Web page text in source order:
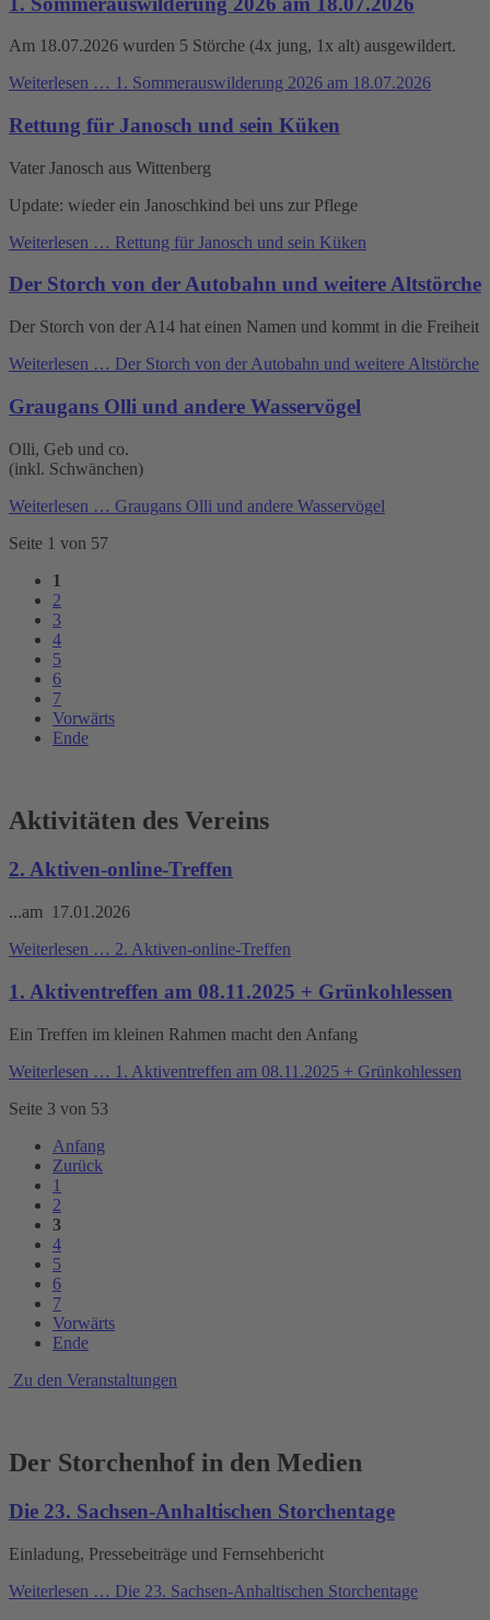
Am 18.07.2026 wurden 5 Störche (4x jung, 1x alt) ausgewildert.
Weiterlesen … 1. Sommerauswilderung 2026 am 18.07.2026
Rettung für Janosch und sein Küken
Vater Janosch aus Wittenberg
Update: wieder ein Janoschkind bei uns zur Pflege
Weiterlesen … Rettung für Janosch und sein Küken
Der Storch von der Autobahn und weitere Altstörche
Der Storch von der A14 hat einen Namen und kommt in die Freiheit
Weiterlesen … Der Storch von der Autobahn und weitere Altstörche
Graugans Olli und andere Wasservögel
Olli, Geb und co.
(inkl. Schwänchen)
Weiterlesen … Graugans Olli und andere Wasservögel
Seite 1 von 57
1
2
3
4
5
6
7
Vorwärts
Ende
Aktivitäten des Vereins
2. Aktiven-online-Treffen
...am 17.01.2026
Weiterlesen … 2. Aktiven-online-Treffen
1. Aktiventreffen am 08.11.2025 + Grünkohlessen
Ein Treffen im kleinen Rahmen macht den Anfang
Weiterlesen … 1. Aktiventreffen am 08.11.2025 + Grünkohlessen
Seite 3 von 53
Anfang
Zurück
1
2
3
4
5
6
7
Vorwärts
Ende
Zu den Veranstaltungen
Der Storchenhof in den Medien
Die 23. Sachsen-Anhaltischen Storchentage
Einladung, Pressebeiträge und Fernsehbericht
Weiterlesen … Die 23. Sachsen-Anhaltischen Storchentage